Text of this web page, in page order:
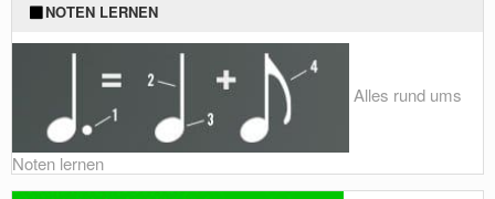
NOTEN LERNEN
Alles rund ums
Noten lernen